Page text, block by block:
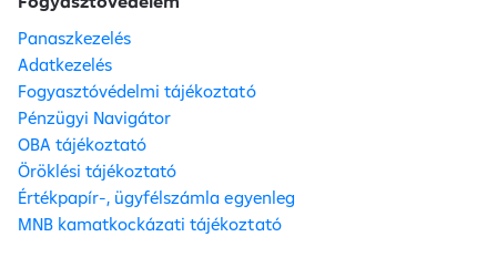
Panaszkezelés
Adatkezelés
Fogyasztóvédelmi tájékoztató
Pénzügyi Navigátor
OBA tájékoztató
Öröklési tájékoztató
Értékpapír-, ügyfélszámla egyenleg
MNB kamatkockázati tájékoztató